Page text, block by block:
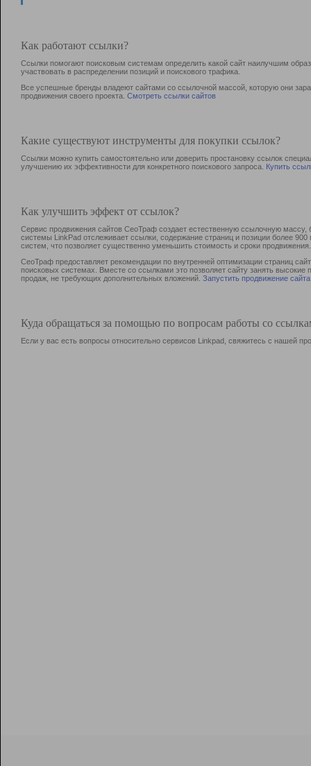
Как работают ссылки?
Ссылки помогают поисковым системам определить какой сайт наилучшим
участвовать в раcпределении позиций и поискового трафика.
Все успешные бренды владеют сайтами со ссылочной массой, которую они
продвижения своего проекта. Смотреть ссылки сайтов
Какие существуют инструменты для покупки ссылок?
Ссылки можно купить самостоятельно или доверить простановку ссылок
улучшению их эффективности для конкретного поискового запроса. Купить
Как улучшить эффект от ссылок?
Сервис продвижения сайтов СеоТраф создает естественную ссылочную
системы LinkPad отслеживает ссылки, содержание страниц и позиции более
систем, что позволяет существенно уменьшить стоимость и сроки продвижения.
СеоТраф предоставляет рекомендации по внутренней оптимизации страниц
поисковых системах. Вместе со ссылками это позволяет сайту занять
продаж, не требующих дополнительных вложений. Запустить продвижение сайта
Куда обращаться за помощью по вопросам работы со
Если у вас есть вопросы относительно сервисов Linkpad, свяжитесь с нашей